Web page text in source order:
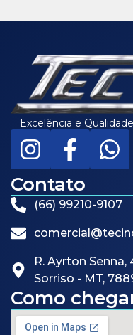
Excelência e
Contato
(66) 99210-9107
R. Ayrton
Sorriso - MT,
Como